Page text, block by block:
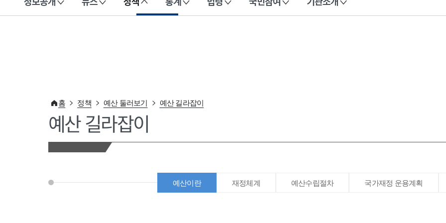
이 누리집은 대한민국 공식 전자정부 누리집입니다.
홈 정책 예산 둘러보기 예산 길라잡이
예산 길라잡이
예산이란 재정체계 예산수립절차 국가재정 운용계획